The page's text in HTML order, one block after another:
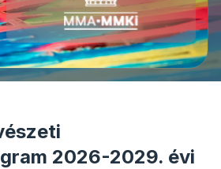
2026-2029. évi